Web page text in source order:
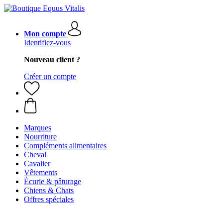
Mon compte
Identifiez-vous
Nouveau client ?
Créer un compte
Marques
Nourriture
Compléments alimentaires
Cheval
Cavalier
Vêtements
Écurie & pâturage
Chiens & Chats
Offres spéciales